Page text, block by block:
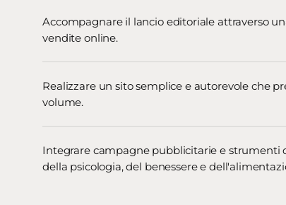
Accompagnare il lancio editoriale attraverso
vendite online.
Realizzare un sito semplice e autorevole che
volume.
Integrare campagne pubblicitarie e
della psicologia, del benessere e